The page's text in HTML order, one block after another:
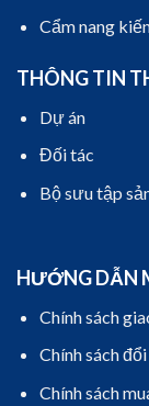
Cẩm nang
THÔNG TIN
Dự án
Đối tác
Bộ sưu tập
HƯỚNG DẪN
Chính sách
Chính sách
Chính sách